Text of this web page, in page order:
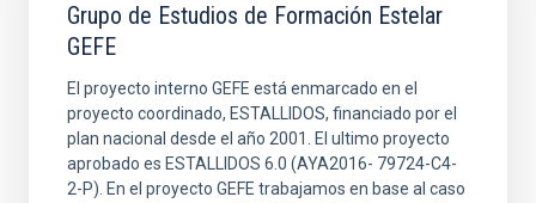
Grupo de Estudios de Formación Estelar
GEFE
El proyecto interno GEFE está enmarcado en el
proyecto coordinado, ESTALLIDOS, financiado por el
plan nacional desde el año 2001. El ultimo proyecto
aprobado es ESTALLIDOS 6.0 (AYA2016- 79724-C4-
2-P). En el proyecto GEFE trabajamos en base al caso